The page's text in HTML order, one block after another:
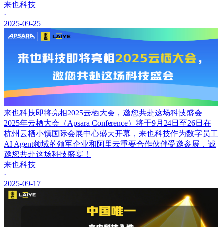
来也科技
·
2025-09-25
来也科技即将亮相2025云栖大会，邀您共赴这场科技盛会
2025年云栖大会（Apsara Conference）将于9月24日至26日在
杭州云栖小镇国际会展中心盛大开幕，来也科技作为数字员工
AI Agent领域的领军企业和阿里云重要合作伙伴受邀参展，诚
邀您共赴这场科技盛宴！
来也科技
·
2025-09-17